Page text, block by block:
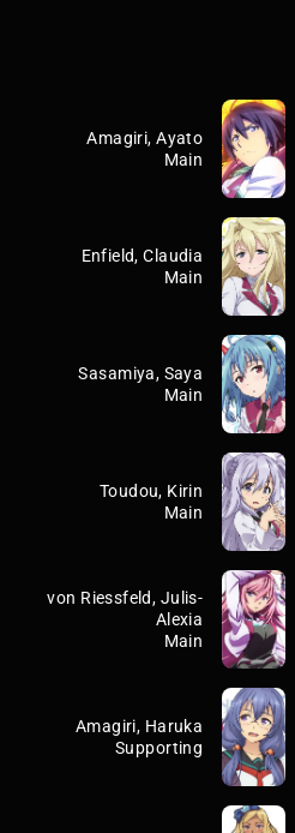
Amagiri, Ayato
Main
Enfield, Claudia
Main
Sasamiya, Saya
Main
Toudou, Kirin
Main
von Riessfeld, Julis-
Alexia
Main
Amagiri, Haruka
Supporting